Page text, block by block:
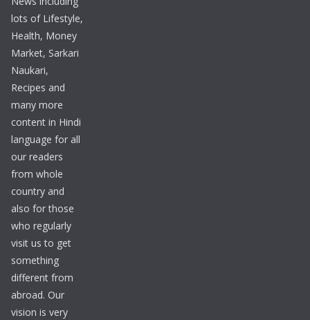
lots of Lifestyle,
Health, Money
Market, Sarkari
Naukari,
Recipes and
many more
content in Hindi
language for all
our readers
from whole
country and
also for those
who regularly
visit us to get
something
different from
abroad. Our
vision is very